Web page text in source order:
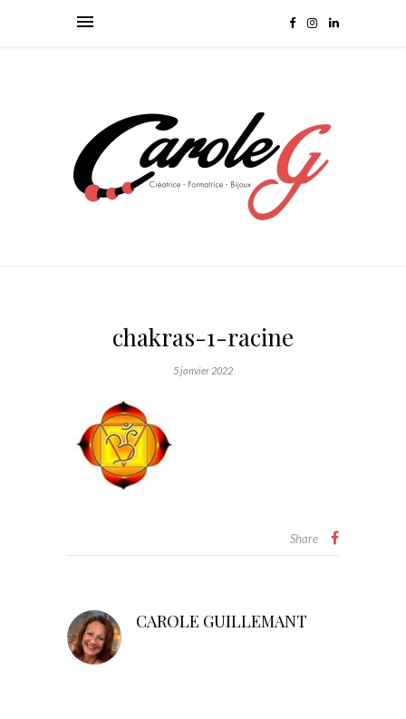
chakras-1-racine
5 janvier 2022
Share
CAROLE GUILLEMANT